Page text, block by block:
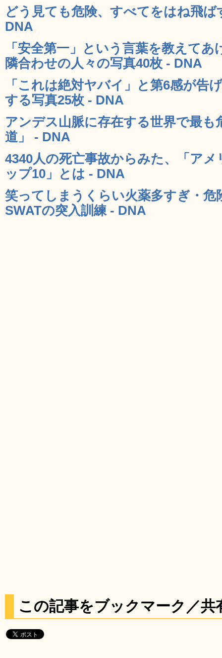
どう見ても危険、すべてをはね飛ば
DNA
「安全第一」という言葉を教えて
隣合わせの人々の写真40枚 - DNA
「これは絶対ヤバイ」と第6感が告
する写真25枚 - DNA
アンデス山脈に存在する世界で最も
道」 - DNA
4340人の死亡事故からみた、「ア
ップ10」とは - DNA
笑ってしまうくらい火薬多すぎ・危
SWATの突入訓練 - DNA
この記事をブックマーク／共